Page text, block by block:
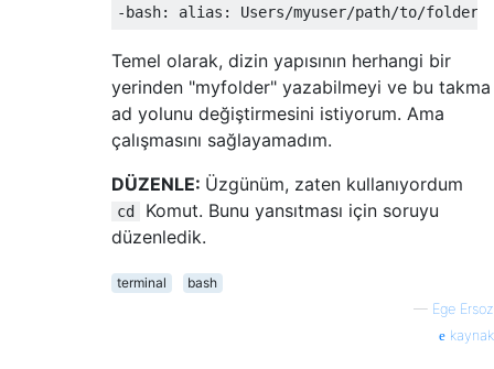
Temel olarak, dizin yapısının herhangi bir
yerinden "myfolder" yazabilmeyi ve bu takma
ad yolunu değiştirmesini istiyorum. Ama
çalışmasını sağlayamadım.
DÜZENLE: Üzgünüm, zaten kullanıyordum
cd
Komut. Bunu yansıtması için soruyu
düzenledik.
terminal
bash
— Ege Ersoz
kaynak